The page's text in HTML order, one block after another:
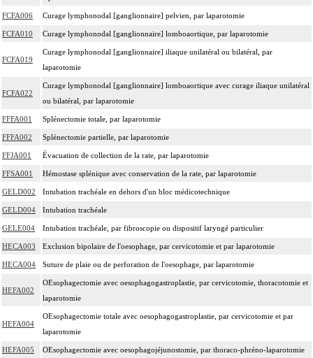
FCFA006 Curage lymphonodal [ganglionnaire] pelvien, par laparotomie
FCFA010 Curage lymphonodal [ganglionnaire] lomboaortique, par laparotomie
FCFA019
Curage lymphonodal [ganglionnaire] iliaque unilatéral ou bilatéral, par
laparotomie
FCFA022
Curage lymphonodal [ganglionnaire] lomboaortique avec curage iliaque unilatéral
ou bilatéral, par laparotomie
FFFA001 Splénectomie totale, par laparotomie
FFFA002 Splénectomie partielle, par laparotomie
FFJA001 Évacuation de collection de la rate, par laparotomie
FFSA001 Hémostase splénique avec conservation de la rate, par laparotomie
GELD002 Intubation trachéale en dehors d'un bloc médicotechnique
GELD004 Intubation trachéale
GELE004 Intubation trachéale, par fibroscopie ou dispositif laryngé particulier
HECA003 Exclusion bipolaire de l'oesophage, par cervicotomie et par laparotomie
HECA004 Suture de plaie ou de perforation de l'oesophage, par laparotomie
HEFA002
OEsophagectomie avec oesophagogastroplastie, par cervicotomie, thoracotomie et
laparotomie
HEFA004
OEsophagectomie totale avec oesophagogastroplastie, par cervicotomie et par
laparotomie
HEFA005 OEsophagectomie avec oesophagojéjunostomie, par thoraco-phréno-laparotomie